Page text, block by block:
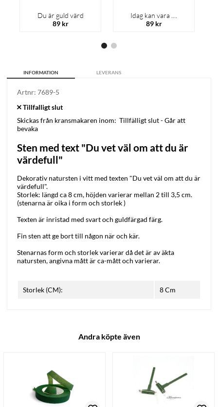
Du är guld värd
89 kr
Idag kan vara ....
89 kr
INFORMATION LEVERANS
Artnr: 7689-5
Skickas från kransmakaren inom: Tillfälligt slut - Går att
bevaka
Sten med text "Du vet väl om att du är
värdefull"
Dekorativ natursten i vitt med texten "Du vet väl om att du är
värdefull".
Storlek: längd ca 8 cm, höjden varierar mellan 2 till 3,5 cm.
(stenarna är oika i form och storlek )
Texten är inristad med svart och guldfärgad färg.
Fin sten att ge bort till någon när och kär.
Stenarnas form och storlek varierar då det är av äkta
natursten, angivna mått är ca-mått och varierar.
Storlek (CM): 8 Cm
Andra köpte även